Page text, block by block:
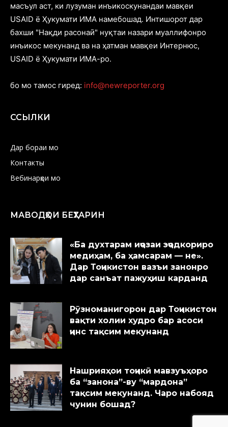
масъул аст, ки лузуман инъикоскунандаи мавқеи
USAID ё Ҳукумати ИМА намебошад. Интишорот дар
бахши "Нақди расонаӣ" нуқтаи назари муаллифонро
инъикос мекунанд ва на ҳатман мавқеи Интернюс,
USAID ё Ҳукумати ИМА-ро.
бо мо тамос гиред: info@newreporter.org
ССЫЛКИ
Дар бораи мо
Контакты
Вебинарҳои мо
МАВОДҲОИ БЕҲТАРИН
«Ба духтарам иҷозаи эҷодкориро
медиҳам, ба ҳамсарам — не».
Дар Тоҷикистон вазъи занонро
дар санъат пажуҳиш карданд
Рӯзноманигорон дар Тоҷикистон
вақти холии худро бар асоси
ҷинс тақсим мекунанд
Нашрияҳои тоҷикӣ мавзуъҳоро
ба “занона”-ву “мардона”
тақсим мекунанд. Чаро набояд
чунин бошад?